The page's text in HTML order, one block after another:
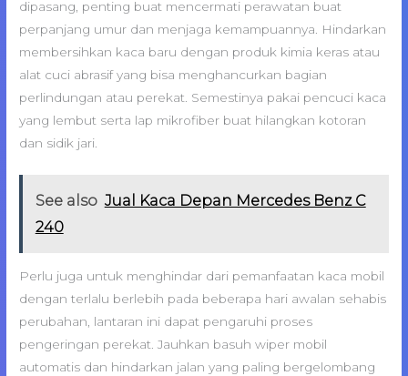
dipasang, penting buat mencermati perawatan buat
perpanjang umur dan menjaga kemampuannya. Hindarkan
membersihkan kaca baru dengan produk kimia keras atau
alat cuci abrasif yang bisa menghancurkan bagian
perlindungan atau perekat. Semestinya pakai pencuci kaca
yang lembut serta lap mikrofiber buat hilangkan kotoran
dan sidik jari.
See also Jual Kaca Depan Mercedes Benz C
240
Perlu juga untuk menghindar dari pemanfaatan kaca mobil
dengan terlalu berlebih pada beberapa hari awalan sehabis
perubahan, lantaran ini dapat pengaruhi proses
pengeringan perekat. Jauhkan basuh wiper mobil
automatis dan hindarkan jalan yang paling bergelombang